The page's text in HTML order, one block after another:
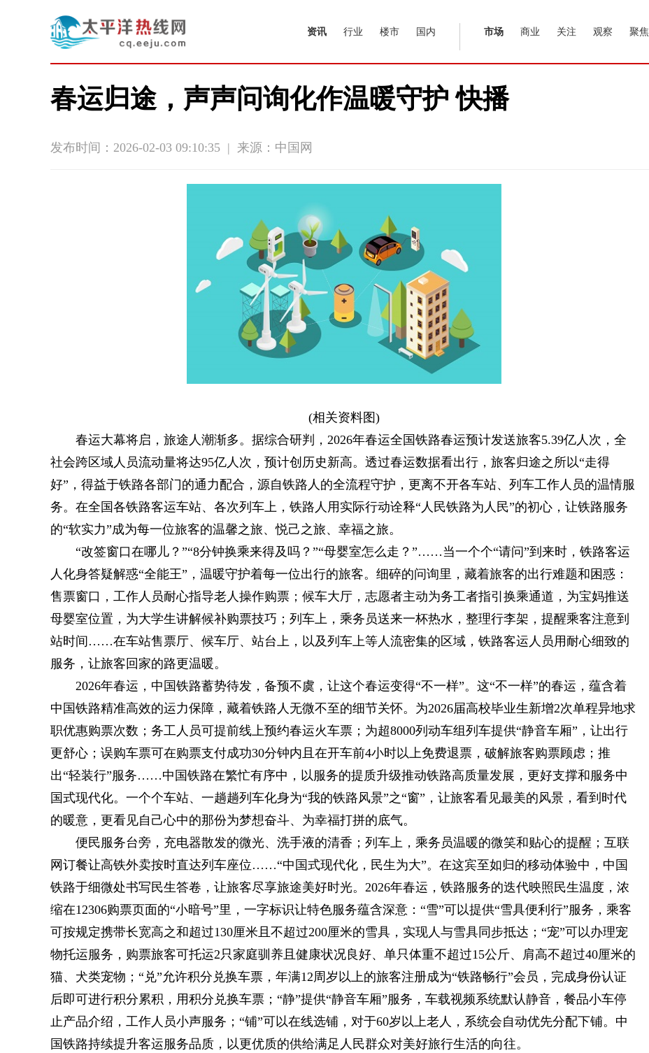
资讯 行业 楼市 国内 市场 商业 关注 观察 聚焦
春运归途，声声问询化作温暖守护 快播
发布时间：2026-02-03 09:10:35 | 来源：中国网
(相关资料图)
春运大幕将启，旅途人潮渐多。据综合研判，2026年春运全国铁路春运预计发送旅客5.39亿人次，全
社会跨区域人员流动量将达95亿人次，预计创历史新高。透过春运数据看出行，旅客归途之所以“走得
好”，得益于铁路各部门的通力配合，源自铁路人的全流程守护，更离不开各车站、列车工作人员的温情服
务。在全国各铁路客运车站、各次列车上，铁路人用实际行动诠释“人民铁路为人民”的初心，让铁路服务
的“软实力”成为每一位旅客的温馨之旅、悦己之旅、幸福之旅。
“改签窗口在哪儿？”“8分钟换乘来得及吗？”“母婴室怎么走？”……当一个个“请问”到来时，铁路客运
人化身答疑解惑“全能王”，温暖守护着每一位出行的旅客。细碎的问询里，藏着旅客的出行难题和困惑：
售票窗口，工作人员耐心指导老人操作购票；候车大厅，志愿者主动为务工者指引换乘通道，为宝妈推送
母婴室位置，为大学生讲解候补购票技巧；列车上，乘务员送来一杯热水，整理行李架，提醒乘客注意到
站时间……在车站售票厅、候车厅、站台上，以及列车上等人流密集的区域，铁路客运人员用耐心细致的
服务，让旅客回家的路更温暖。
2026年春运，中国铁路蓄势待发，备预不虞，让这个春运变得“不一样”。这“不一样”的春运，蕴含着
中国铁路精准高效的运力保障，藏着铁路人无微不至的细节关怀。为2026届高校毕业生新增2次单程异地求
职优惠购票次数；务工人员可提前线上预约春运火车票；为超8000列动车组列车提供“静音车厢”，让出行
更舒心；误购车票可在购票支付成功30分钟内且在开车前4小时以上免费退票，破解旅客购票顾虑；推
出“轻装行”服务……中国铁路在繁忙有序中，以服务的提质升级推动铁路高质量发展，更好支撑和服务中
国式现代化。一个个车站、一趟趟列车化身为“我的铁路风景”之“窗”，让旅客看见最美的风景，看到时代
的暖意，更看见自己心中的那份为梦想奋斗、为幸福打拼的底气。
便民服务台旁，充电器散发的微光、洗手液的清香；列车上，乘务员温暖的微笑和贴心的提醒；互联
网订餐让高铁外卖按时直达列车座位……“中国式现代化，民生为大”。在这宾至如归的移动体验中，中国
铁路于细微处书写民生答卷，让旅客尽享旅途美好时光。2026年春运，铁路服务的迭代映照民生温度，浓
缩在12306购票页面的“小暗号”里，一字标识让特色服务蕴含深意：“雪”可以提供“雪具便利行”服务，乘客
可按规定携带长宽高之和超过130厘米且不超过200厘米的雪具，实现人与雪具同步抵达；“宠”可以办理宠
物托运服务，购票旅客可托运2只家庭驯养且健康状况良好、单只体重不超过15公斤、肩高不超过40厘米的
猫、犬类宠物；“兑”允许积分兑换车票，年满12周岁以上的旅客注册成为“铁路畅行”会员，完成身份认证
后即可进行积分累积，用积分兑换车票；“静”提供“静音车厢”服务，车载视频系统默认静音，餐品小车停
止产品介绍，工作人员小声服务；“铺”可以在线选铺，对于60岁以上老人，系统会自动优先分配下铺。中
国铁路持续提升客运服务品质，以更优质的供给满足人民群众对美好旅行生活的向往。